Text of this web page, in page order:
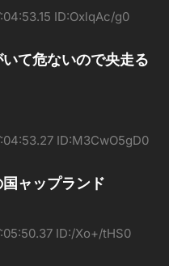
ID:OxlqAc/g0
て危ないので央走る
ID:M3CwO5gD0
ャップランド
ID:/Xo+/tHS0